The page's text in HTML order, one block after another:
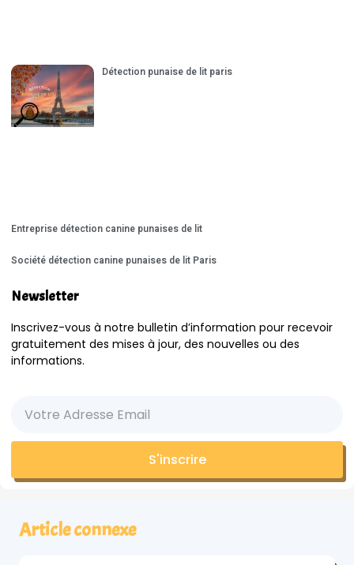
Détection punaise de lit paris
Entreprise détection canine punaises de lit
Société détection canine punaises de lit Paris
Newsletter
Inscrivez-vous à notre bulletin d’information pour recevoir
gratuitement des mises à jour, des nouvelles ou des
informations.
S'inscrire
Article connexe